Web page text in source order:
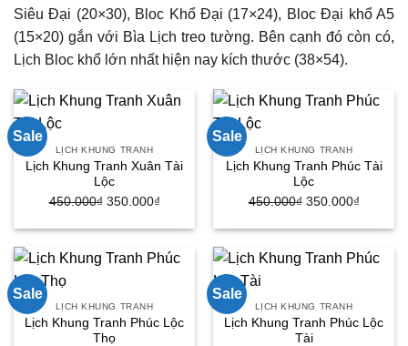
Siêu Đại (20×30), Bloc Khổ Đại (17×24), Bloc Đại khổ A5
(15×20) gắn với Bìa Lịch treo tường. Bên cạnh đó còn có,
Lịch Bloc khổ lớn nhất hiện nay kích thước (38×54).
Sale
LỊCH KHUNG TRANH
Lịch Khung Tranh Xuân Tài
Lộc
450.000₫ Giá
450.000₫.
350.000₫
là:
350.000₫.
Sale
LỊCH KHUNG TRANH
Lịch Khung Tranh Phúc Tài
Lộc
450.000₫ Giá
450.000₫.
350.000₫
là:
Sale
LỊCH KHUNG TRANH
Lịch Khung Tranh Phúc Lộc
Thọ
Sale
LỊCH KHUNG TRANH
Lịch Khung Tranh Phúc Lộc
Tài